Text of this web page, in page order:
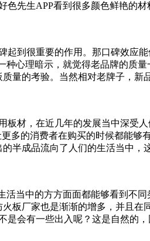
色先生APP看到很多颜色鲜艳的材
到很重要的作用。那口碑效应
示，就觉得老品牌的质量一定
考验。当然相对老牌子，新
用板材，在近几年的发展当中深
更多的消费者在购买的时候都能
品流向了人们的生活当中
活当中的方方面面都能够看到不
火板厂家也是渐渐的增多，并
一些出入呢？这是自然的